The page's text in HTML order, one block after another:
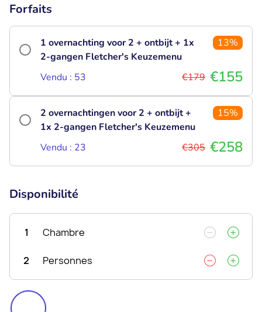
Forfaits
1 overnachting voor 2 + ontbijt + 1x
2-gangen Fletcher's Keuzemenu
13%
Vendu : 53 €179 €155
2 overnachtingen voor 2 + ontbijt +
1x 2-gangen Fletcher's Keuzemenu
15%
Vendu : 23 €305 €258
Disponibilité
1 Chambre
2 Personnes